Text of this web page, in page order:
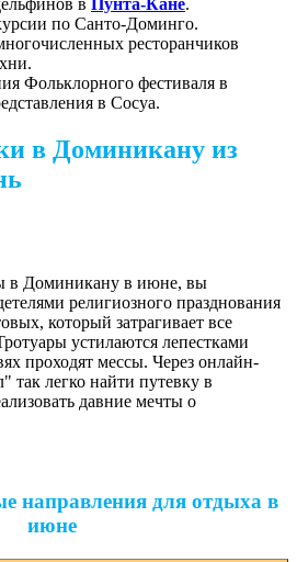
в Пунта-Кане.
по Санто-Доминго.
ресторанчиков
Фольклорного фестиваля в
в Сосуа.
в Доминикану из
в Доминикану в июне, вы
религиозного празднования
который затрагивает все
устилаются лепестками
проходят мессы. Через онлайн-
так легко найти путевку в
давние мечты о
направления для отдыха в
июне